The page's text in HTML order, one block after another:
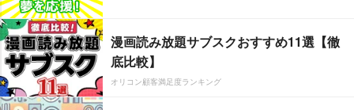
漫画読み放題サブスクおすすめ11選【徹
底比較】
オリコン顧客満足度ランキング